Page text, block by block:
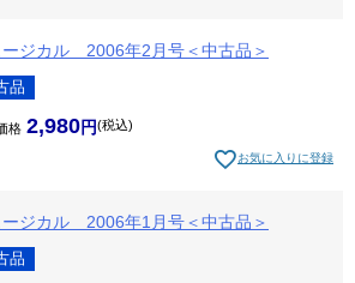
ージカル 2006年2月号＜中古品＞
品
格 2,980 税込
お気に入りに登録
ージカル 2006年1月号＜中古品＞
品